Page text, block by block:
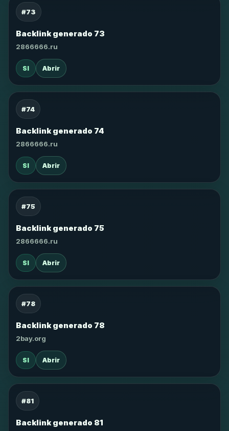
#73
Backlink generado 73
2866666.ru
SI Abrir
#74
Backlink generado 74
2866666.ru
SI Abrir
#75
Backlink generado 75
2866666.ru
SI Abrir
#78
Backlink generado 78
2bay.org
SI Abrir
#81
Backlink generado 81